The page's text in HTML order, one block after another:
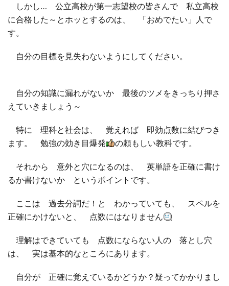
しかし… 公立高校が第一志望校の皆さんで 私立高校
に合格した～とホッとするのは、 「おめでたい」人で
す。
自分の目標を見失わないようにしてください。
自分の知識に漏れがないか 最後のツメをきっちり押さ
えていきましょう～
特に 理科と社会は、 覚えれば 即効点数に結びつき
ます。 勉強の効き目爆発
の頼もしい教科です。
それから 意外と穴になるのは、 英単語を正確に書け
るか書けないか というポイントです。
ここは 過去分詞だ！と わかっていても、 スペルを
正確にかけないと、 点数にはなりません
理解はできていても 点数にならない人の 落とし穴
は、 実は基本的なところにあります。
自分が 正確に覚えているかどうか？疑ってかかりまし